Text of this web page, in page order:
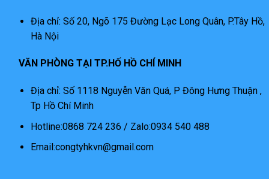
Địa chỉ: Số 20, Ngõ 175 Đường Lạc Long Quân, P.Tây Hồ,
Hà Nội
VĂN PHÒNG TẠI TP.HỐ HỒ CHÍ MINH
Địa chỉ: Số 1118 Nguyễn Văn Quá, P Đông Hưng Thuận ,
Tp Hồ Chí Minh
Hotline:0868 724 236 / Zalo:0934 540 488
Email:congtyhkvn@gmail.com